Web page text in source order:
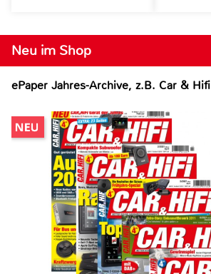
Neu im Shop
ePaper Jahres-Archive, z.B. Car & Hifi